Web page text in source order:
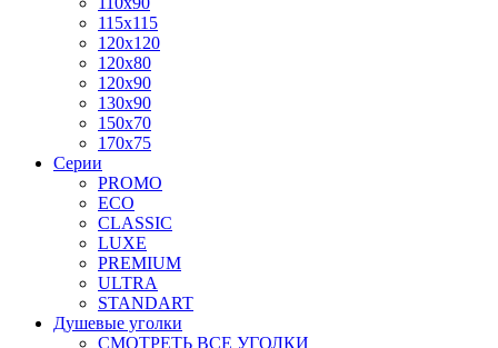
115x115
120x120
120x80
120x90
130x90
150x70
170x75
Серии
PROMO
ECO
CLASSIC
LUXE
PREMIUM
ULTRA
STANDART
Душевые уголки
СМОТРЕТЬ ВСЕ УГОЛКИ